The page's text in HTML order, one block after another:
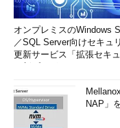
オンプレミスのWindows
／SQL Server向けセキュ
更新サービス「拡張セキ
NAP」